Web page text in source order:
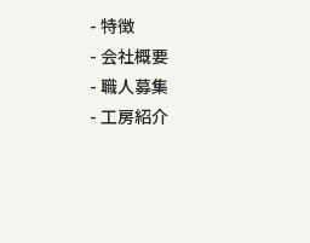
特徴
会社概要
職人募集
工房紹介